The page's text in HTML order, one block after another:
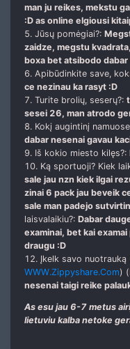
man ju reikes, mekstu
:D as online elgiousi
5. Jūsų pomėgiai?:
zaidze, megstu
boxa bet atsibodo
6. Apibūdinkite save,
ce nezinau ka rasyt :D
7. Turite brolių, seserų?:
sesei 26, man atrodo
8. Kokį augintinį
dabar nesenai gavau
9. Iš kokio miesto kilęs?:
10. Ką sportuoji? Kiek
sale jau nzn kiek ilgai
zinai 6 pack jau beveik
sale man padejo
laisvalaikiu?: Dabar
examinai, bet kai
draugu :D
12. Įkelk savo nuotrauką
WWW.Zippyshare.Com)
nesenai taigi reike
As esu jau 6-7 metus
lietuviu kalba netoke